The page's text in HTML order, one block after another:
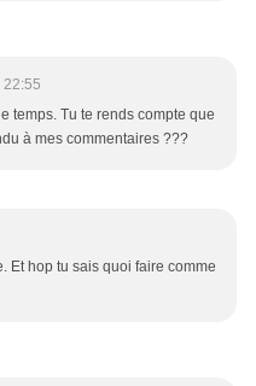
temps. Tu te rends compte que
à mes commentaires ???
Et hop tu sais quoi faire comme